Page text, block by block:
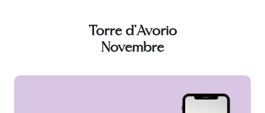
Torre d'Avorio
Novembre